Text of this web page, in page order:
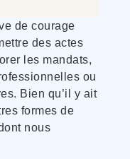
de courage
des actes
les mandats,
ou
Bien qu’il y ait
formes de
nous